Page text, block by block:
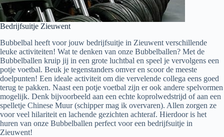
Bedrijfsuitje Zieuwent
Bubbelbal heeft voor jouw bedrijfsuitje in Zieuwent verschillende
leuke activiteiten! Wat te denken van onze Bubbelballen? Met de
Bubbelballen kruip jij in een grote luchtbal en speel je vervolgens een
potje voetbal. Beuk je tegenstanders omver en scoor de meeste
doelpunten! Een ideale activiteit om die vervelende collega eens goed
terug te pakken. Naast een potje voetbal zijn er ook andere spelvormen
mogelijk. Denk bijvoorbeeld aan een echte koprolwedstrijd of aan een
spelletje Chinese Muur (schipper mag ik overvaren). Allen zorgen ze
voor veel hilariteit en lachende gezichten achteraf. Hierdoor is het
huren van onze Bubbelballen perfect voor een bedrijfsuitje in
Zieuwent!